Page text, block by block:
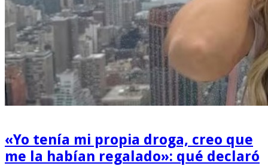
«Yo tenía mi propia droga, creo que
me la habían regalado»: qué declaró